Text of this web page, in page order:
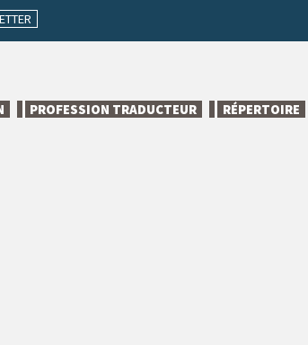
PROFESSION TRADUCTEUR RÉPERTOIRE